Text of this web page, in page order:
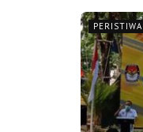
PERISTIWA